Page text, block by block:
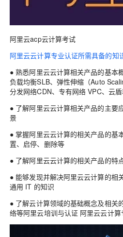
阿里云acp云计算考试
阿里云云计算专业认证所需具备的知
● 熟悉阿里云云计算相关产品的基本
负载均衡SLB、弹性伸缩（Auto
分发网络CDN、专有网络 VPC、云盾
● 了解阿里云云计算相关产品的主要
景
● 掌握阿里云云计算的相关产品的基
置、启停、删除等
● 了解阿里云云计算的相关产品的特
● 能够发现并解决阿里云云计算的相
通用 IT 的知识
● 了解云计算领域的基础概念及相关
络等阿里云培训与认证 阿里云云计算